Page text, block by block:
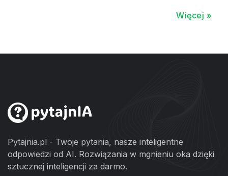
Więcej »
Pytajnia.pl - Twoje pytania, nasze inteligentne
odpowiedzi od AI. Rozwiązania w mgnieniu oka dzięki
sztucznej inteligencji za darmo.